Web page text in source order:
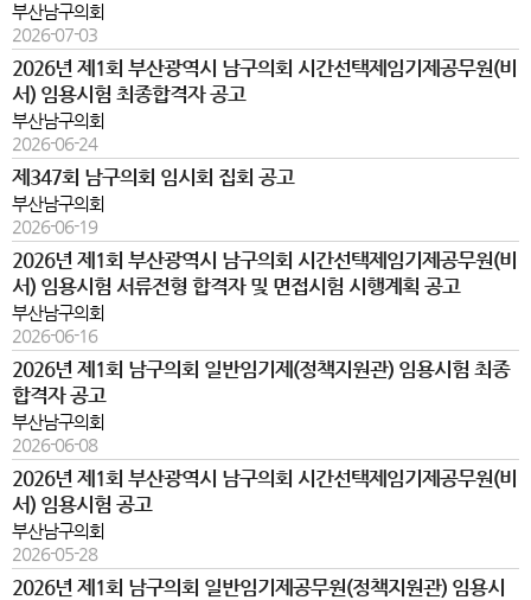
부산남구의회
2026-07-03
2026년 제1회 부산광역시 남구의회 시간선택제임기제공무원(비
서) 임용시험 최종합격자 공고
부산남구의회
2026-06-24
제347회 남구의회 임시회 집회 공고
부산남구의회
2026-06-19
2026년 제1회 부산광역시 남구의회 시간선택제임기제공무원(비
서) 임용시험 서류전형 합격자 및 면접시험 시행계획 공고
부산남구의회
2026-06-16
2026년 제1회 남구의회 일반임기제(정책지원관) 임용시험 최종
합격자 공고
부산남구의회
2026-06-08
2026년 제1회 부산광역시 남구의회 시간선택제임기제공무원(비
서) 임용시험 공고
부산남구의회
2026-05-28
2026년 제1회 남구의회 일반임기제공무원(정책지원관) 임용시